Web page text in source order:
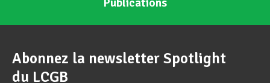
Abonnez la newsletter Spotlight
du LCGB